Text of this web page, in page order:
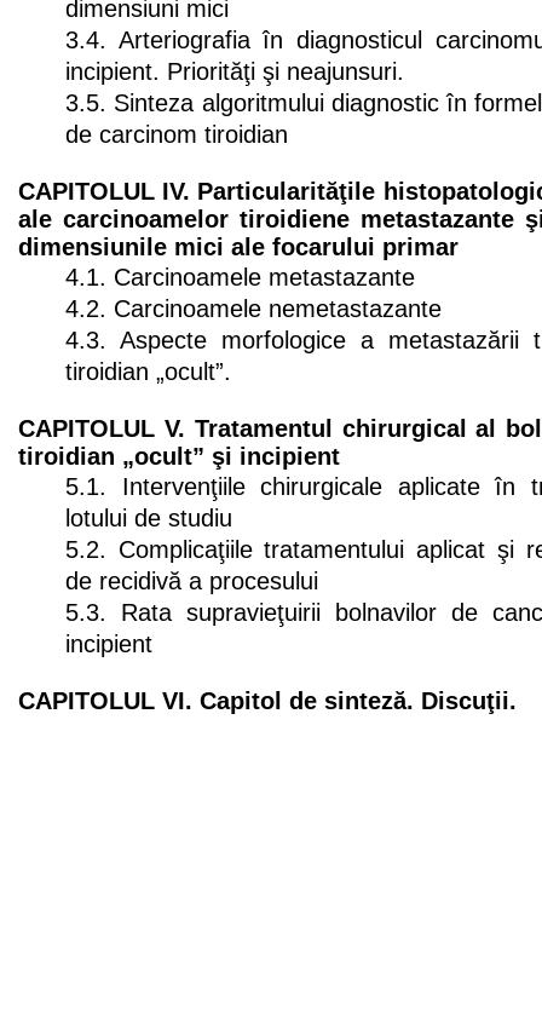
dimensiuni mici
3.4. Arteriografia în diagnosticul
incipient. Priorităţi şi neajunsuri.
3.5. Sinteza algoritmului diagnostic în
de carcinom tiroidian
CAPITOLUL IV. Particularităţile
ale carcinoamelor tiroidiene metastazante
dimensiunile mici ale focarului primar
4.1. Carcinoamele metastazante
4.2. Carcinoamele nemetastazante
4.3. Aspecte morfologice a metastazării
tiroidian „ocult”.
CAPITOLUL V. Tratamentul chirurgical al
tiroidian „ocult” şi incipient
5.1. Intervenţiile chirurgicale aplicate în
lotului de studiu
5.2. Complicaţiile tratamentului aplicat şi
de recidivă a procesului
5.3. Rata supravieţuirii bolnavilor de
incipient
CAPITOLUL VI. Capitol de sinteză. Discuţii.